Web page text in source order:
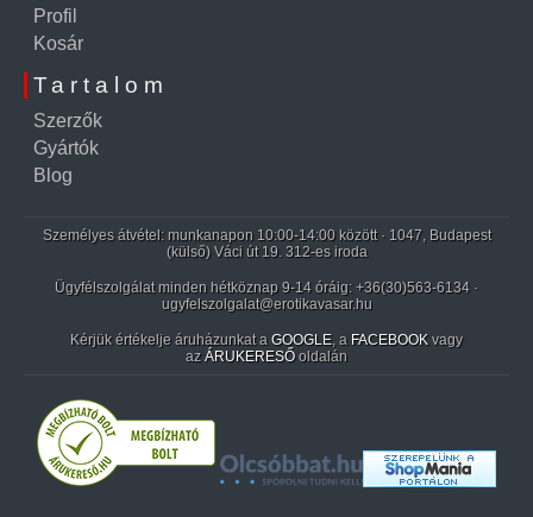
Profil
Kosár
Tartalom
Szerzők
Gyártók
Blog
Személyes átvétel: munkanapon 10:00-14:00 között · 1047, Budapest
(külső) Váci út 19. 312-es iroda
Ügyfélszolgálat minden hétköznap 9-14 óráig: +36(30)563-6134 ·
ugyfelszolgalat@erotikavasar.hu
Kérjük értékelje áruházunkat a GOOGLE, a FACEBOOK vagy
az ÁRUKERESŐ oldalán